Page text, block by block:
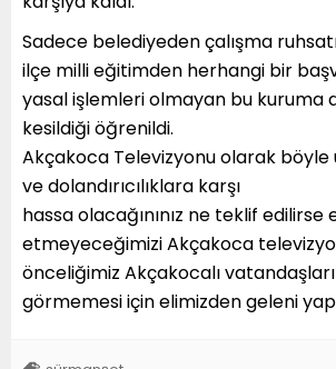
Sadece belediyeden çalışma
ilçe milli eğitimden herhangi bir
yasal işlemleri olmayan bu kuruma
kesildiği öğrenildi.
Akçakoca Televizyonu olarak böyle
ve dolandırıcılıklara karşı
hassa olacağınınız ne teklif edilirse
etmeyeceğimizi Akçakoca
önceliğimiz Akçakocalı
görmemesi için elimizden geleni